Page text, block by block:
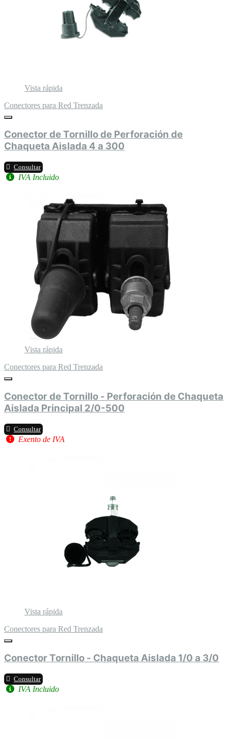
Vista rápida
Conectores para Red Trenzada
Conector de Tornillo de Perforación de
Chaqueta Aislada 4 a 300
Consultar
IVA Incluido
Vista rápida
Conectores para Red Trenzada
Conector de Tornillo - Perforación de Chaqueta
Aislada Principal 2/0-500
Consultar
Exento de IVA
Vista rápida
Conectores para Red Trenzada
Conector Tornillo - Chaqueta Aislada 1/0 a 3/0
Consultar
IVA Incluido